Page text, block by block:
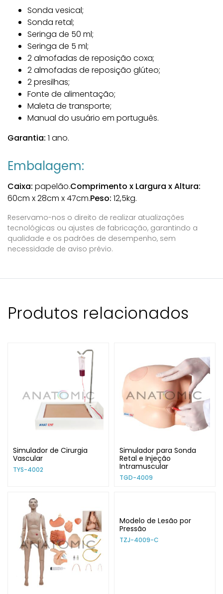
Sonda vesical;
Sonda retal;
Seringa de 50 ml;
Seringa de 5 ml;
2 almofadas de reposição coxa;
2 almofadas de reposição glúteo;
2 presilhas;
Fonte de alimentação;
Maleta de transporte;
Manual do usuário em português.
Garantia: 1 ano.
Embalagem:
Caixa: papelão.Comprimento x Largura x Altura:
60cm x 28cm x 47cm.Peso: 12,5kg.
Reservamo-nos o direito de realizar atualizações
tecnológicas ou ajustes de fabricação, garantindo a
qualidade e os padrões de desempenho, sem
necessidade de aviso prévio.
Produtos relacionados
Simulador de Cirurgia
Vascular
TYS-4002
Simulador para Sonda
Retal e Injeção
Intramuscular
TGD-4009
Modelo de Lesão por
Pressão
TZJ-4009-C